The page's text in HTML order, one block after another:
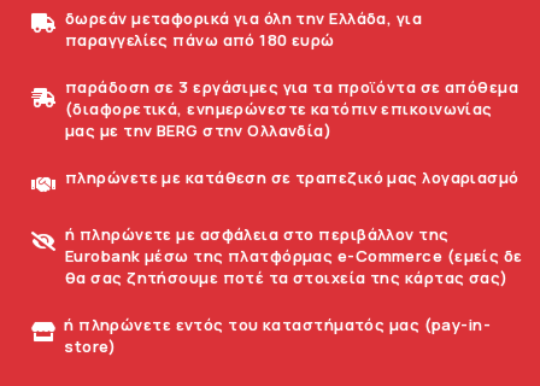
δωρεάν μεταφορικά για όλη την Ελλάδα, για
παραγγελίες πάνω από 180 ευρώ
παράδοση σε 3 εργάσιμες για τα προϊόντα σε απόθεμα
(διαφορετικά, ενημερώνεστε κατόπιν επικοινωνίας
μας με την BERG στην Ολλανδία)
πληρώνετε με κατάθεση σε τραπεζικό μας λογαριασμό
ή πληρώνετε με ασφάλεια στο περιβάλλον της
Eurobank μέσω της πλατφόρμας e-Commerce (εμείς δε
θα σας ζητήσουμε ποτέ τα στοιχεία της κάρτας σας)
ή πληρώνετε εντός του καταστήματός μας (pay-in-
store)